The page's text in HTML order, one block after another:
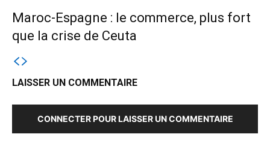
Maroc-Espagne : le commerce, plus fort
que la crise de Ceuta
LAISSER UN COMMENTAIRE
CONNECTER POUR LAISSER UN COMMENTAIRE